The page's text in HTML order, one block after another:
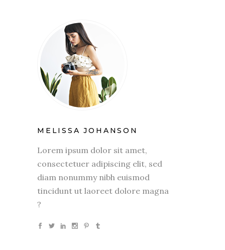
MELISSA JOHANSON
Lorem ipsum dolor sit amet,
consectetuer adipiscing elit, sed
diam nonummy nibh euismod
tincidunt ut laoreet dolore magna
?